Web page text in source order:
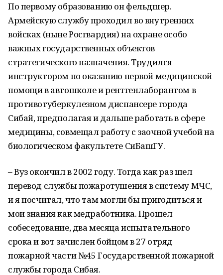
По первому образованию он фельдшер.
Армейскую службу проходил во внутренних
войсках (ныне Росгвардия) на охране особо
важных государственных объектов
стратегического назначения. Трудился
инструктором по оказанию первой медицинской
помощи в автошколе и рентгенлаборантом в
противотуберкулезном диспансере города
Сибай, предполагая и дальше работать в сфере
медицины, совмещал работу с заочной учебой на
биологическом факультете СиБашГУ.
– Вуз окончил в 2002 году. Тогда как раз шел
перевод службы пожаротушения в систему МЧС,
и я посчитал, что там могли бы пригодиться и
мои знания как медработника. Прошел
собеседование, два месяца испытательного
срока и вот зачислен бойцом в 27 отряд
пожарной части №45 Государственной пожарной
службы города Сибая.